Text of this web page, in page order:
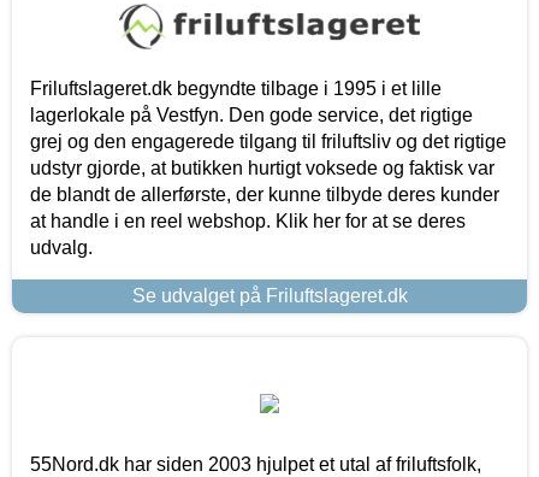
Friluftslageret.dk begyndte tilbage i 1995 i et lille
lagerlokale på Vestfyn. Den gode service, det rigtige
grej og den engagerede tilgang til friluftsliv og det rigtige
udstyr gjorde, at butikken hurtigt voksede og faktisk var
de blandt de allerførste, der kunne tilbyde deres kunder
at handle i en reel webshop. Klik her for at se deres
udvalg.
Se udvalget på Friluftslageret.dk
55Nord.dk har siden 2003 hjulpet et utal af friluftsfolk,